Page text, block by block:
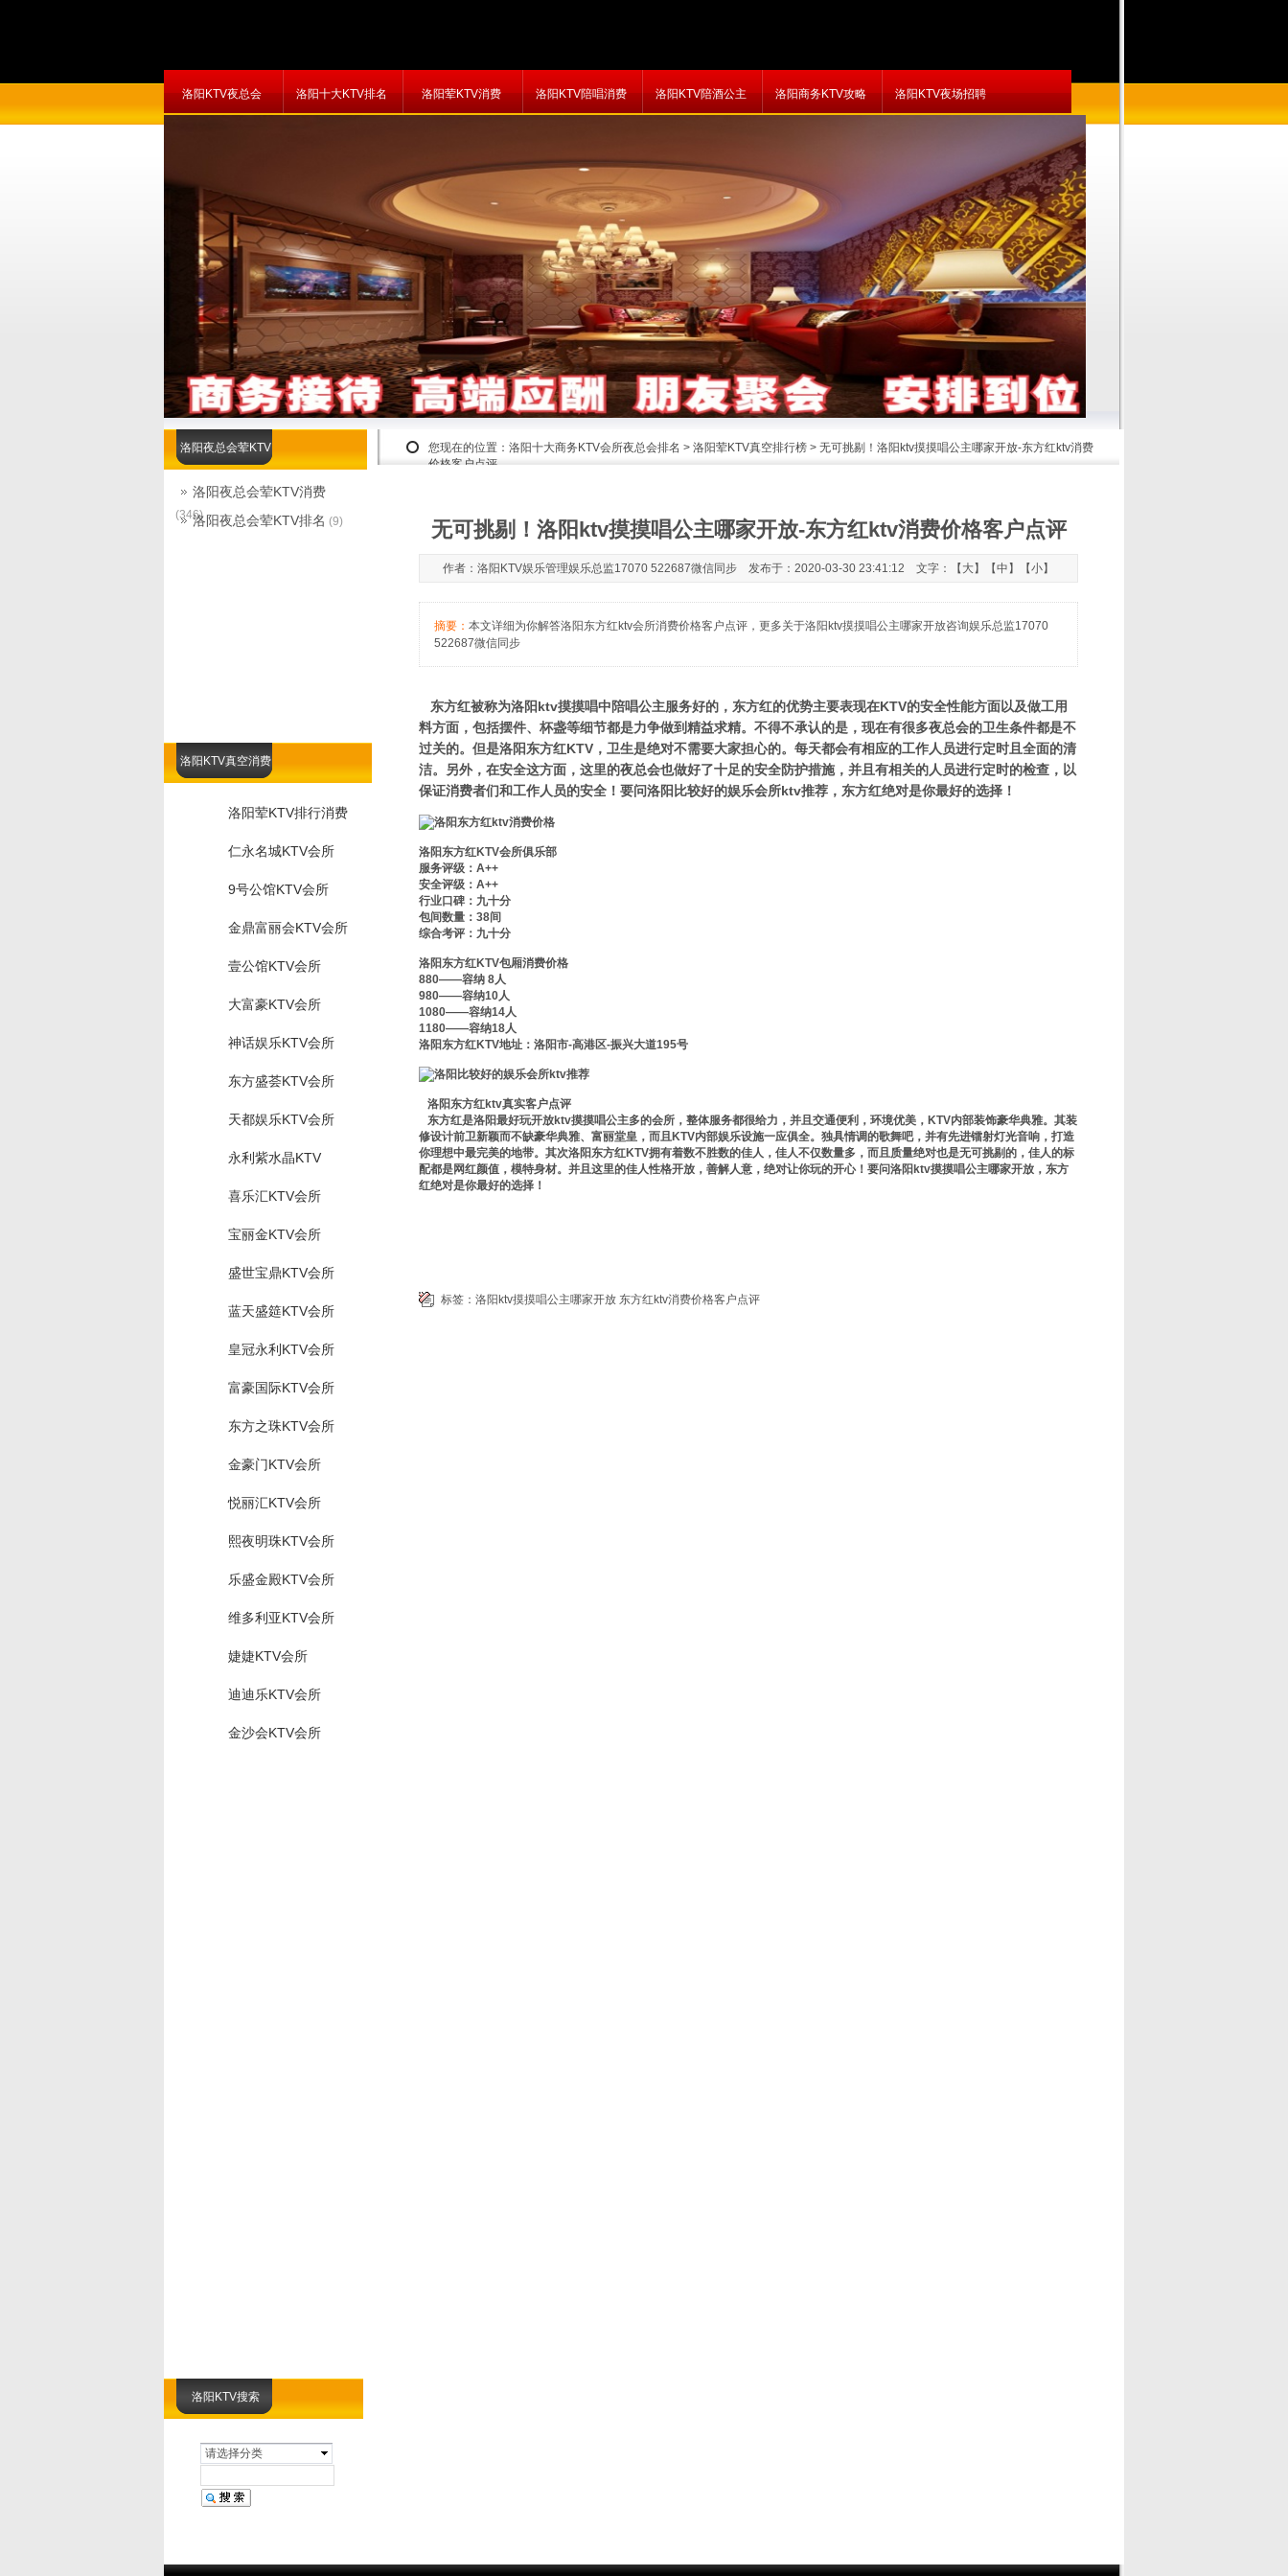
洛阳KTV夜总会 洛阳十大KTV排名 洛阳荤KTV消费 洛阳KTV陪唱消费 洛阳KTV陪酒公主 洛阳商务KTV攻略 洛阳KTV夜场招聘
洛阳KTV搜索
请选择分类
您现在的位置： 洛阳十大商务KTV会所夜总会排名 > 洛阳荤KTV真空排行榜 > 无可挑剔！洛阳ktv摸摸唱公主哪家开放-东方红ktv消费
价格客户点评
洛阳KTV真空消费
洛阳荤KTV排行消费
仁永名城KTV会所
9号公馆KTV会所
金鼎富丽会KTV会所
壹公馆KTV会所
大富豪KTV会所
神话娱乐KTV会所
东方盛荟KTV会所
天都娱乐KTV会所
永利紫水晶KTV
喜乐汇KTV会所
宝丽金KTV会所
盛世宝鼎KTV会所
蓝天盛筵KTV会所
皇冠永利KTV会所
富豪国际KTV会所
东方之珠KTV会所
金豪门KTV会所
悦丽汇KTV会所
熙夜明珠KTV会所
乐盛金殿KTV会所
维多利亚KTV会所
婕婕KTV会所
迪迪乐KTV会所
金沙会KTV会所
无可挑剔！洛阳ktv摸摸唱公主哪家开放-东方红ktv消费价格客户点评
作者：洛阳KTV娱乐管理娱乐总监17070 522687微信同步 发布于：2020-03-30 23:41:12 文字：【 大】【中 】【小】
摘要： 本文详细为你解答洛阳东方红ktv会所消费价格客户点评，更多关于洛阳ktv摸摸唱公主哪家开放咨询娱乐总监17070
522687微信同步
东方红被称为洛阳ktv摸摸唱中陪唱公主服务好的，东方红的优势主要表现在KTV的安全性能方面以及做工用
料方面，包括摆件、杯盏等细节都是力争做到精益求精。不得不承认的是，现在有很多夜总会的卫生条件都是不
过关的。但是洛阳东方红KTV，卫生是绝对不需要大家担心的。每天都会有相应的工作人员进行定时且全面的清
洁。另外，在安全这方面，这里的夜总会也做好了十足的安全防护措施，并且有相关的人员进行定时的检查，以
保证消费者们和工作人员的安全！要问洛阳比较好的娱乐会所ktv推荐，东方红绝对是你最好的选择！
洛阳东方红KTV会所俱乐部
服务评级：A++
安全评级：A++
行业口碑：九十分
包间数量：38间
综合考评：九十分
洛阳东方红KTV包厢消费价格
880——容纳 8人
980——容纳10人
1080——容纳14人
1180——容纳18人
洛阳东方红KTV地址：洛阳市-高港区-振兴大道195号
洛阳东方红ktv真实客户点评
东方红是洛阳最好玩开放ktv摸摸唱公主多的会所，整体服务都很给力，并且交通便利，环境优美，KTV内部装饰豪华典雅。其装
修设计前卫新颖而不缺豪华典雅、富丽堂皇，而且KTV内部娱乐设施一应俱全。独具情调的歌舞吧，并有先进镭射灯光音响，打造
你理想中最完美的地带。其次洛阳东方红KTV拥有着数不胜数的佳人，佳人不仅数量多，而且质量绝对也是无可挑剔的，佳人的标
配都是网红颜值，模特身材。并且这里的佳人性格开放，善解人意，绝对让你玩的开心！要问洛阳ktv摸摸唱公主哪家开放，东方
红绝对是你最好的选择！
标签： 洛阳ktv摸摸唱公主哪家开放 东方红ktv消费价格客户点评
洛阳夜总会荤KTV
洛阳夜总会荤KTV消费
(346)洛阳夜总会荤KTV排名 (9)